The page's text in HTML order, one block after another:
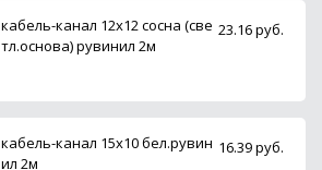
кабель-канал 12х12 сосна (све
тл.основа) рувинил 2м
23.16 руб.
кабель-канал 15х10 бел.рувин
ил 2м
16.39 руб.